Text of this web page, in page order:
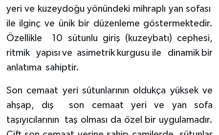
yeri ve kuzeydoğu yönündeki mihraplı yan sofası
ile ilginç ve ünik bir düzenleme göstermektedir.
Özellikle
10 sütunlu giriş (kuzeybatı) cephesi,
ritmik
yapısı ve asimetrik kurgusu ile
dinamik bir
anlatıma sahiptir.
Son cemaat yeri sütunlarının oldukça yüksek ve
ahşap, dış
son cemaat yeri ve yan sofa
taşıyıcılarının
taş olması da özel bir uygulamadır.